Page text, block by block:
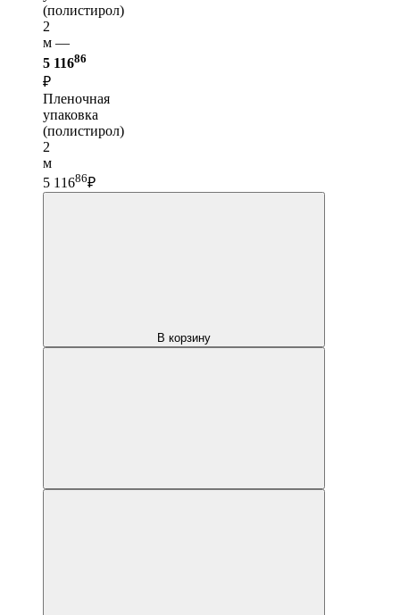
(полистирол)
2
м —
5 11686
₽
Пленочная
упаковка
(полистирол)
2
м
5 11686₽
В корзину